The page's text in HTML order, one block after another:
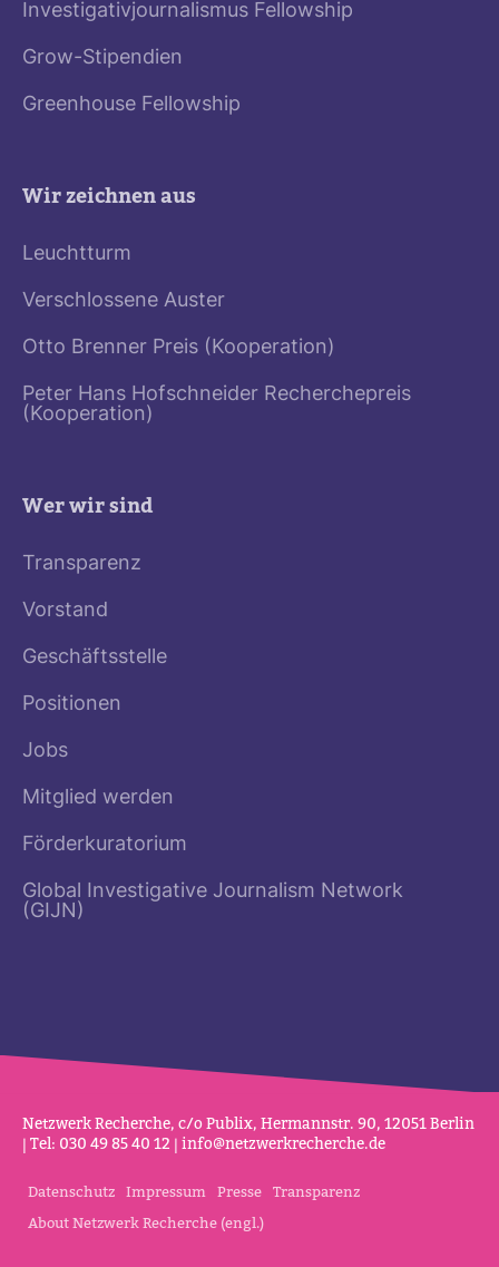
Investigativjournalismus Fellowship
Grow-Stipendien
Greenhouse Fellowship
Wir zeichnen aus
Leuchtturm
Verschlossene Auster
Otto Brenner Preis (Kooperation)
Peter Hans Hofschneider Recherchepreis
(Kooperation)
Wer wir sind
Transparenz
Vorstand
Geschäftsstelle
Positionen
Jobs
Mitglied werden
Förderkuratorium
Global Investigative Journalism Network
(GIJN)
Netz­werk Recherche, c/o Publix, Her­mannstr. 90, 12051 Berlin
| Tel: 030 49 85 40 12 | info@netz­werk­re­cherche.de
Datenschutz Impressum Presse Transparenz
About Netzwerk Recherche (engl.)